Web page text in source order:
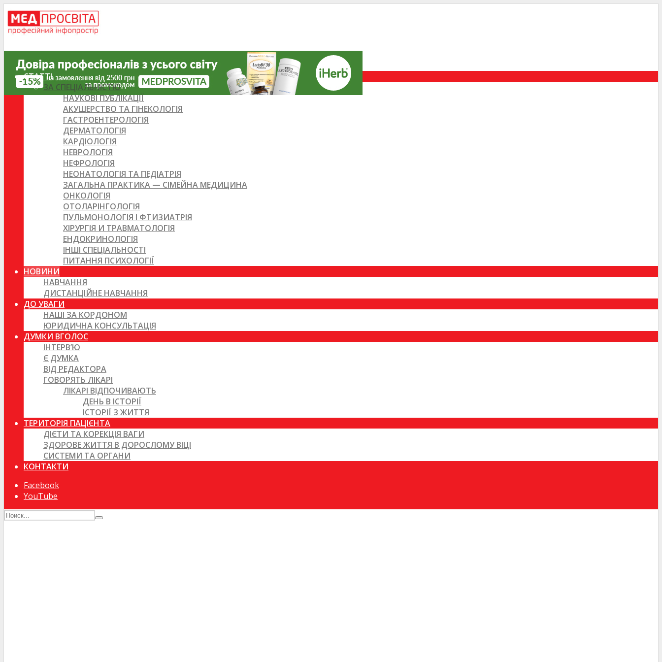
СТАТТІ
ЗА СПЕЦІАЛЬНІСТЮ
НАУКОВІ ПУБЛІКАЦІЇ
АКУШЕРСТВО ТА ГІНЕКОЛОГІЯ
ГАСТРОЕНТЕРОЛОГІЯ
ДЕРМАТОЛОГІЯ
КАРДІОЛОГІЯ
НЕВРОЛОГІЯ
НЕФРОЛОГІЯ
НЕОНАТОЛОГІЯ ТА ПЕДІАТРІЯ
ЗАГАЛЬНА ПРАКТИКА — СІМЕЙНА МЕДИЦИНА
ОНКОЛОГІЯ
ОТОЛАРІНГОЛОГІЯ
ПУЛЬМОНОЛОГІЯ І ФТИЗИАТРІЯ
ХІРУРГІЯ И ТРАВМАТОЛОГІЯ
ЕНДОКРИНОЛОГІЯ
ІНШІ СПЕЦІАЛЬНОСТІ
ПИТАННЯ ПСИХОЛОГІЇ
НОВИНИ
НАВЧАННЯ
ДИСТАНЦІЙНЕ НАВЧАННЯ
ДО УВАГИ
НАШІ ЗА КОРДОНОМ
ЮРИДИЧНА КОНСУЛЬТАЦІЯ
ДУМКИ ВГОЛОС
ІНТЕРВ’Ю
Є ДУМКА
ВІД РЕДАКТОРА
ГОВОРЯТЬ ЛІКАРІ
ЛІКАРІ ВІДПОЧИВАЮТЬ
ДЕНЬ В ІСТОРІЇ
ІСТОРІЇ З ЖИТТЯ
ТЕРИТОРІЯ ПАЦІЄНТА
ДІЄТИ ТА КОРЕКЦІЯ ВАГИ
ЗДОРОВЕ ЖИТТЯ В ДОРОСЛОМУ ВІЦІ
СИСТЕМИ ТА ОРГАНИ
КОНТАКТИ
Facebook
YouTube